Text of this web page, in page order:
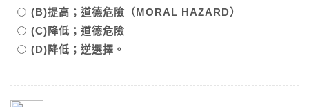
(B)提高；道德危險（MORAL HAZARD）
(C)降低；道德危險
(D)降低；逆選擇。